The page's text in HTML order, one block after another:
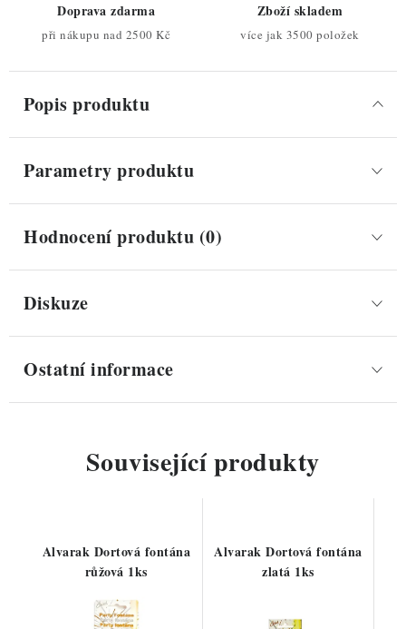
Doprava zdarma
při nákupu nad 2500 Kč
Zboží skladem
více jak 3500 položek
Popis produktu
Parametry produktu
Hodnocení produktu (0)
Diskuze
Ostatní informace
Související produkty
Alvarak Dortová fontána
růžová 1ks
Alvarak Dortová fontána
zlatá 1ks